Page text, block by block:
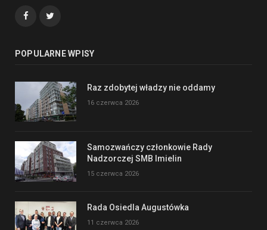
Facebook
POPULARNE WPISY
Raz zdobytej władzy nie oddamy
16 czerwca 2026
Samozwańczy członkowie Rady
Nadzorczej SMB Imielin
15 czerwca 2026
Rada Osiedla Augustówka
11 czerwca 2026